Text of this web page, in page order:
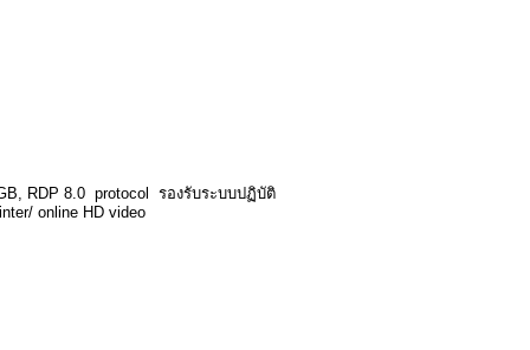
RDP 8.0 protocol รองรับระบบปฏิบัติ
online HD video